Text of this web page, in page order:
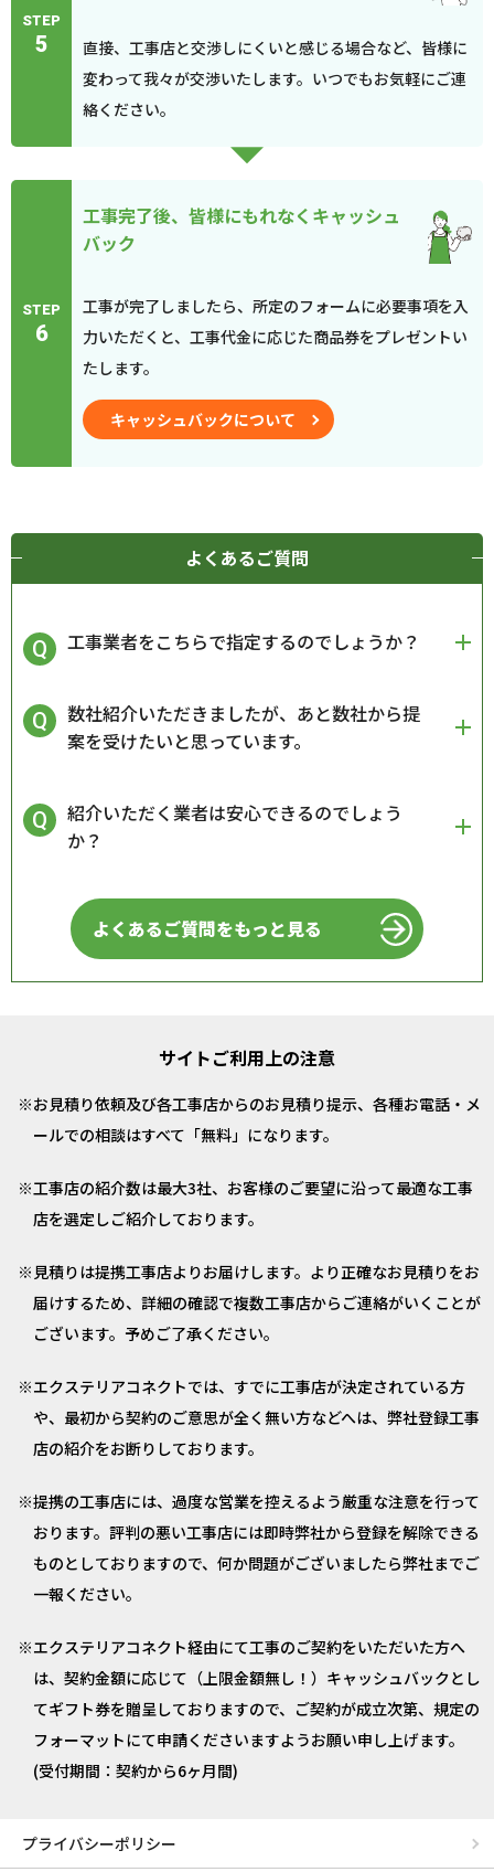
STEP
5
直接、工事店と交渉しにくいと感じる場合など、皆様に
変わって我々が交渉いたします。いつでもお気軽にご連
絡ください。
STEP
6
工事完了後、皆様にもれなくキャッシュ
バック
工事が完了しましたら、所定のフォームに必要事項を入
力いただくと、工事代金に応じた商品券をプレゼントい
たします。
キャッシュバックについて
よくあるご質問
工事業者をこちらで指定するのでしょうか？
数社紹介いただきましたが、あと数社から提
案を受けたいと思っています。
紹介いただく業者は安心できるのでしょう
か？
よくあるご質問をもっと見る
サイトご利用上の注意
お見積り依頼及び各工事店からのお見積り提示、各種お電話・メ
ールでの相談はすべて「無料」になります。
工事店の紹介数は最大3社、お客様のご要望に沿って最適な工事
店を選定しご紹介しております。
見積りは提携工事店よりお届けします。より正確なお見積りをお
届けするため、詳細の確認で複数工事店からご連絡がいくことが
ございます。予めご了承ください。
エクステリアコネクトでは、すでに工事店が決定されている方
や、最初から契約のご意思が全く無い方などへは、弊社登録工事
店の紹介をお断りしております。
提携の工事店には、過度な営業を控えるよう厳重な注意を行って
おります。評判の悪い工事店には即時弊社から登録を解除できる
ものとしておりますので、何か問題がございましたら弊社までご
一報ください。
エクステリアコネクト経由にて工事のご契約をいただいた方へ
は、契約金額に応じて（上限金額無し！）キャッシュバックとし
てギフト券を贈呈しておりますので、ご契約が成立次第、規定の
フォーマットにて申請くださいますようお願い申し上げます。
(受付期間：契約から6ヶ月間)
プライバシーポリシー